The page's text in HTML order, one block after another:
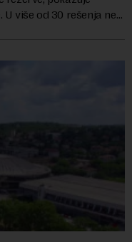
U više od 30 rešenja ne